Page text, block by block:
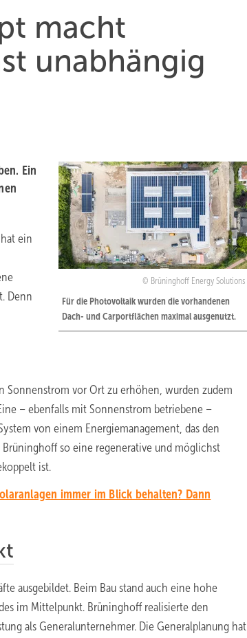
macht
unabhängig
Brüninghoff Energy Solutions
Für die Photovoltaik wurden die vorhandenen
Dach- und Carportflächen maximal ausgenutzt.
Ein
ein
Denn
Sonnenstrom vor Ort zu erhöhen, wurden zudem
– ebenfalls mit Sonnenstrom betriebene –
von einem Energiemanagement, das den
so eine regenerative und möglichst
ist.
immer im Blick behalten? Dann
ausgebildet. Beim Bau stand auch eine hohe
im Mittelpunkt. Brüninghoff realisierte den
als Generalunternehmer. Die Generalplanung hat